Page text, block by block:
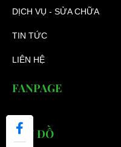
DỊCH VỤ - SỬA CHỮA
TIN TỨC
LIÊN HỆ
FANPAGE
BẢN ĐỒ